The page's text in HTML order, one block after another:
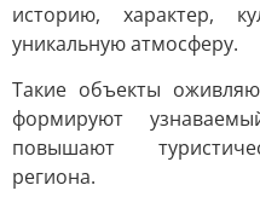
историю, характер,
уникальную атмосферу.
Такие объекты
формируют
повышают
региона.